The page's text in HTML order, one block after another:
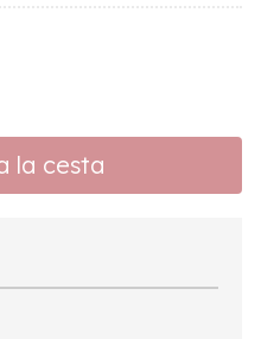
la cesta